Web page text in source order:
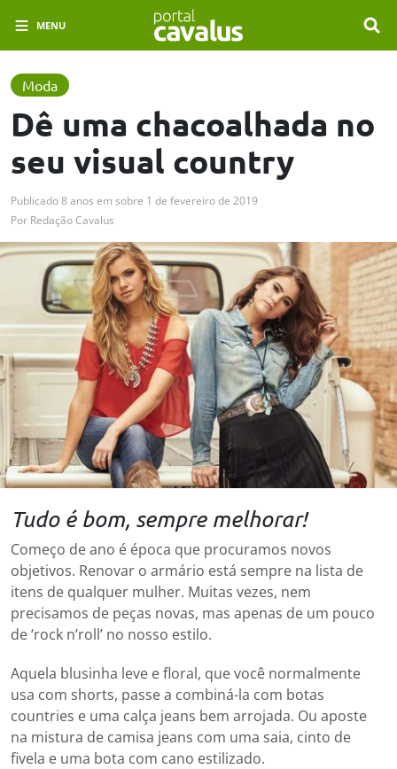
MENU
Moda
Dê uma chacoalhada no
seu visual country
Publicado8 anos em sobre 1 de fevereiro de 2019
Por Redação Cavalus
Tudo é bom, sempre melhorar!
Começo de ano é época que procuramos novos
objetivos. Renovar o armário está sempre na lista de
itens de qualquer mulher. Muitas vezes, nem
precisamos de peças novas, mas apenas de um pouco
de ‘rock n’roll’ no nosso estilo.
Aquela blusinha leve e floral, que você normalmente
usa com shorts, passe a combiná-la com botas
countries e uma calça jeans bem arrojada. Ou aposte
na mistura de camisa jeans com uma saia, cinto de
fivela e uma bota com cano estilizado.